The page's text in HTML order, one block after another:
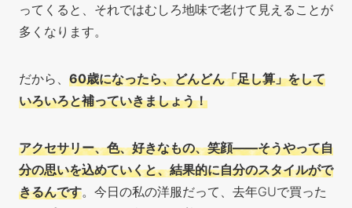
ってくると、それではむしろ地味で老けて見えることが
多くなります。
だから、 60歳になったら、どんどん「足し算」をして
いろいろと補っていきましょう！
アクセサリー、色、好きなもの、笑顔——そうやって自
分の思いを込めていくと、結果的に自分のスタイルがで
きるんです。今日の私の洋服だって、去年GUで買った